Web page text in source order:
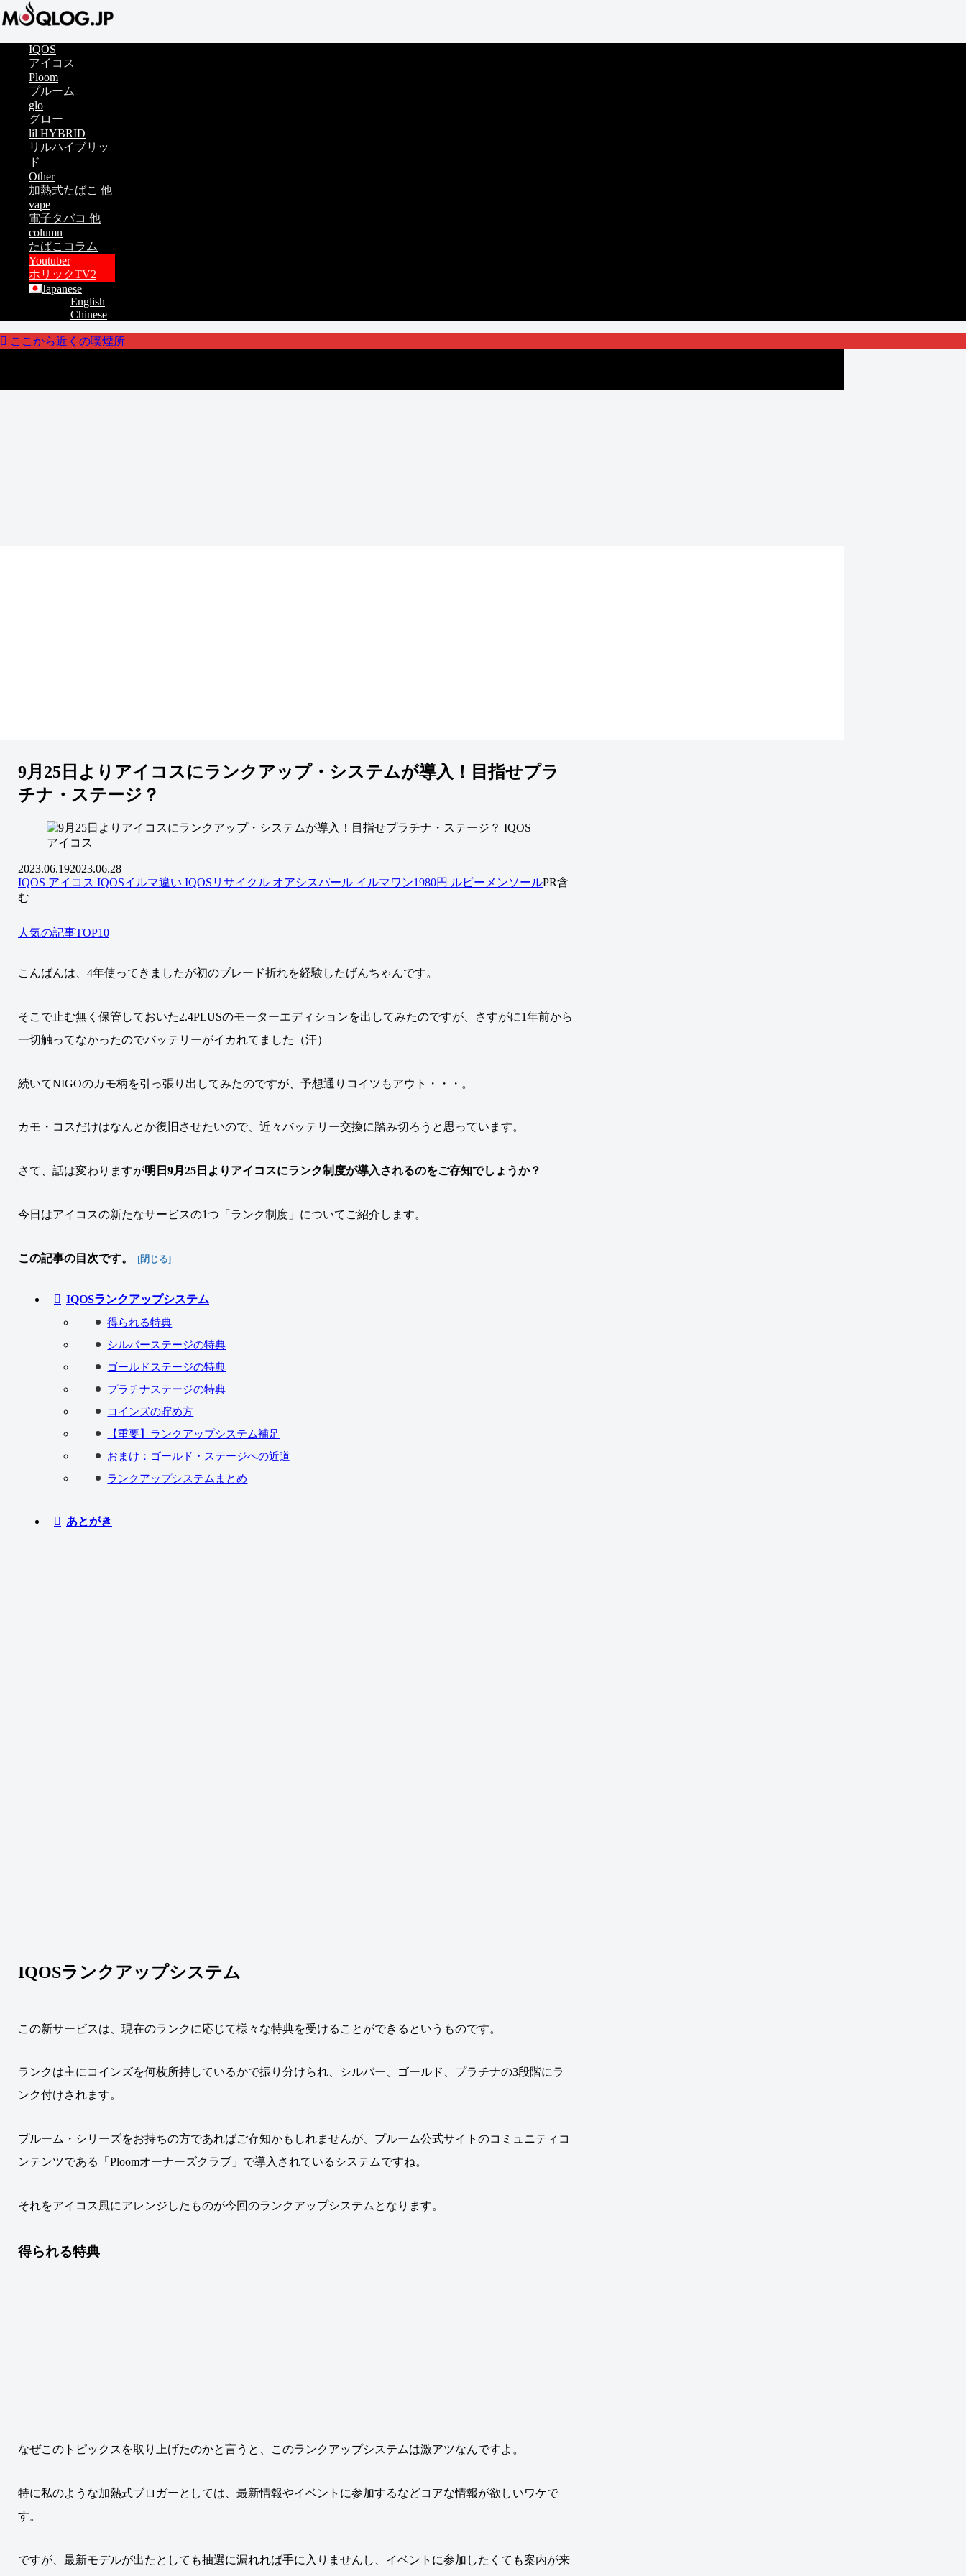
IQOS
アイコス
Ploom
プルーム
glo
グロー
lil HYBRID
リルハイブリッ
ド
Other
加熱式たばこ 他
vape
電子タバコ 他
column
たばこコラム
Youtuber
ホリックTV2
Japanese
English
Chinese
ここから近くの喫煙所
9月25日よりアイコスにランクアップ・システムが導入！目指せプラ
チナ・ステージ？
IQOS
アイコス
2023.06.192023.06.28
IQOS アイコス IQOSイルマ違い IQOSリサイクル オアシスパール イルマワン1980円 ルビーメンソールPR含
む
人気の記事TOP10
こんばんは、4年使ってきましたが初のブレード折れを経験したげんちゃんです。
そこで止む無く保管しておいた2.4PLUSのモーターエディションを出してみたのですが、さすがに1年前から
一切触ってなかったのでバッテリーがイカれてました（汗）
続いてNIGOのカモ柄を引っ張り出してみたのですが、予想通りコイツもアウト・・・。
カモ・コスだけはなんとか復旧させたいので、近々バッテリー交換に踏み切ろうと思っています。
さて、話は変わりますが明日 9月25日 より アイコスにランク制度が導入 されるのをご存知でしょうか？
今日はアイコスの新たなサービスの1つ「ランク制度」についてご紹介します。
この記事の目次です。
IQOSランクアップシステム
得られる特典
シルバーステージの特典
ゴールドステージの特典
プラチナステージの特典
コインズの貯め方
【重要】ランクアップシステム補足
おまけ：ゴールド・ステージへの近道
ランクアップシステムまとめ
あとがき
IQOSランクアップシステム
この新サービスは、現在のランクに応じて様々な特典を受けることができるというものです。
ランクは主にコインズを何枚所持しているかで振り分けられ、シルバー、ゴールド、プラチナの3段階にラ
ンク付けされます。
プルーム・シリーズをお持ちの方であればご存知かもしれませんが、プルーム公式サイトのコミュニティコ
ンテンツである「Ploomオーナーズクラブ」で導入されているシステムですね。
それをアイコス風にアレンジしたものが今回のランクアップシステムとなります。
得られる特典
なぜこのトピックスを取り上げたのかと言うと、このランクアップシステムは激アツなんですよ。
特に私のような加熱式ブロガーとしては、最新情報やイベントに参加するなどコアな情報が欲しいワケで
す。
ですが、最新モデルが出たとしても抽選に漏れれば手に入りませんし、イベントに参加したくても案内が来